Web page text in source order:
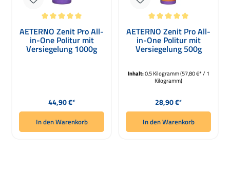
Durchschnittliche Bewertung von 5 von 5 Sternen
AETERNO Zenit Pro All-
in-One Politur mit
Versiegelung 1000g
Regulärer Preis:
44,90 €*
In den Warenkorb
Durchschnittliche Bewertung von 5
AETERNO Zenit Pro All-
in-One Politur mit
Versiegelung 500g
Inhalt:0.5 Kilogramm(57,80 €* / 1
Kilogramm)
Regulärer Preis:
28,90 €*
In den Warenkorb